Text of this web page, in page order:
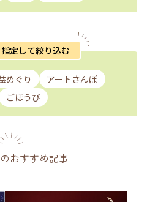
定して絞り込む
めぐり
アートさんぽ
ごほうび
のおすすめ記事